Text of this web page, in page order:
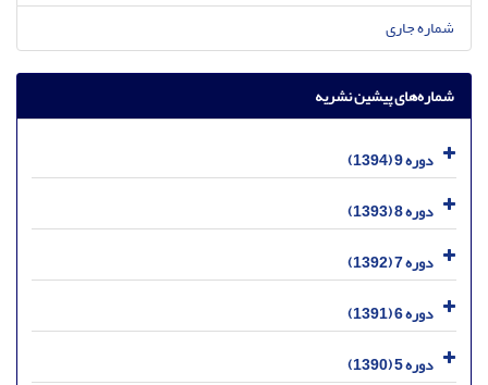
شماره جاری
شماره‌های پیشین نشریه
دوره 9 (1394)
دوره 8 (1393)
دوره 7 (1392)
دوره 6 (1391)
دوره 5 (1390)